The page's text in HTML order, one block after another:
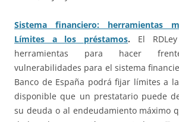
Sistema financiero: herramientas
Límites a los préstamos. El
herramientas para hacer
vulnerabilidades para el sistema
Banco de España podrá fijar límites a
disponible que un prestatario puede
su deuda o al endeudamiento máximo